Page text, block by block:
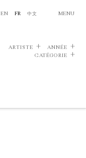
EN FR 中文 MENU
ARTISTE
ANNÉE
CATÉGORIE